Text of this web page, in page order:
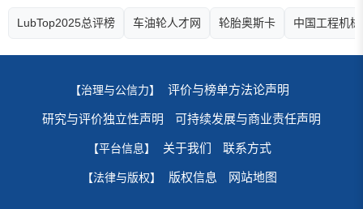
LubTop2025总评榜 车油轮人才网 轮胎奥斯卡 中国工程机
【治理与公信力】 评价与榜单方法论声明
研究与评价独立性声明 可持续发展与商业责任声明
【平台信息】 关于我们 联系方式
【法律与版权】 版权信息 网站地图